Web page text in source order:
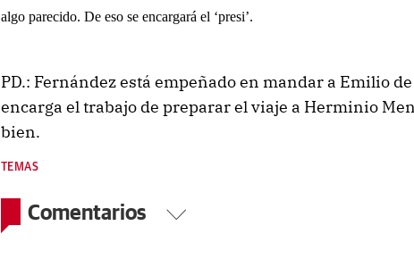
algo parecido. De eso se encargará el ‘presi’.
PD.: Fernández está empeñado en mandar a Emilio
encarga el trabajo de preparar el viaje a Herminio
bien.
TEMAS
Comentarios